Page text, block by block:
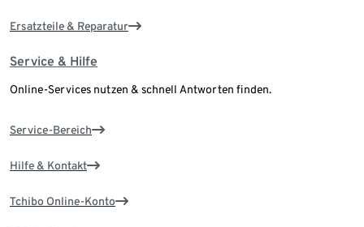
Ersatzteile & Reparatur
Service & Hilfe
Online-Services nutzen & schnell Antworten finden.
Service-Bereich
Hilfe & Kontakt
Tchibo Online-Konto